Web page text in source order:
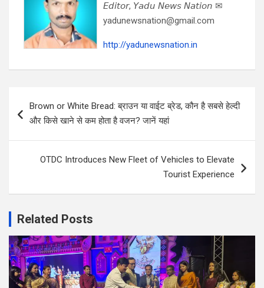
𝘌𝘥𝘪𝘵𝘰𝘳, 𝘠𝘢𝘥𝘶 𝘕𝘦𝘸𝘴 𝘕𝘢𝘵𝘪𝘰𝘯 ✉
yadunewsnation@gmail.com
http://yadunewsnation.in
navigation
Brown or White Bread: ब्राउन या वाईट ब्रेड, कौन है सबसे हेल्दी
और किसे खाने से कम होता है वजन? जानें यहां
OTDC Introduces New Fleet of Vehicles to Elevate
Tourist Experience
Related Posts